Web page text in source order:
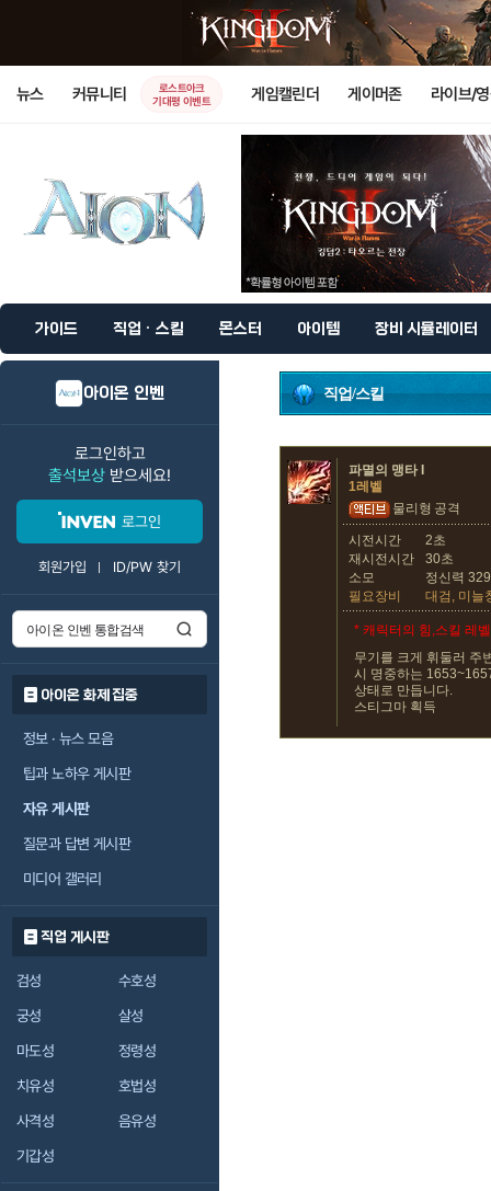
뉴스 커뮤니티
로스트아크
기대평 이벤트
게임캘린더 게이머존 라이브/
가이드 직업 · 스킬 몬스터 아이템 장비 시뮬레이터
아이온 인벤
로그인하고
출석보상 받으세요!
로그인
회원가입 ID/PW 찾기
아이온 화제 집중
정보 · 뉴스 모음
팁과 노하우 게시판
자유 게시판
질문과 답변 게시판
미디어 갤러리
직업 게시판
검성
수호성
궁성
살성
마도성
정령성
치유성
호법성
사격성
음유성
기갑성
직업/스킬
파멸의 맹타 I
1레벨
물리형 공격
시전시간
2초
재시전시간
30초
소모
정신력 329
필요장비
대검, 미늘
* 캐릭터의 힘,스킬 레
무기를 크게 휘둘러 주
시 명중하는
상태로 만듭니다.
스티그마 획득